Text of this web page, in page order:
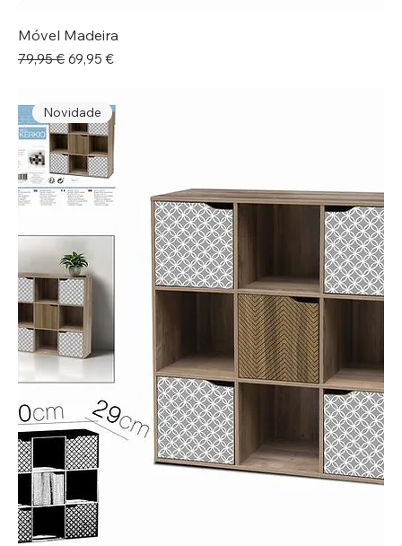
Móvel Madeira
Preço normal
79,95 € Preço promocional
69,95 €
Novidade